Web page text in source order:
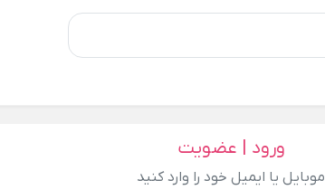
ورود | عضویت
موبایل یا ایمیل خود را وارد کنید